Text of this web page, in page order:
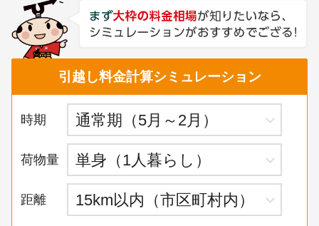
引越し料金計算シミュレーション
時期
荷物量
距離